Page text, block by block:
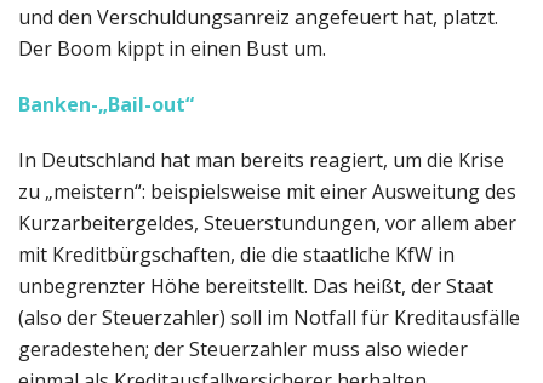
und den Verschuldungsanreiz angefeuert hat, platzt.
Der Boom kippt in einen Bust um.
Banken-„Bail-out“
In Deutschland hat man bereits reagiert, um die Krise
zu „meistern“: beispielsweise mit einer Ausweitung des
Kurzarbeitergeldes, Steuerstundungen, vor allem aber
mit Kreditbürgschaften, die die staatliche KfW in
unbegrenzter Höhe bereitstellt. Das heißt, der Staat
(also der Steuerzahler) soll im Notfall für Kreditausfälle
geradestehen; der Steuerzahler muss also wieder